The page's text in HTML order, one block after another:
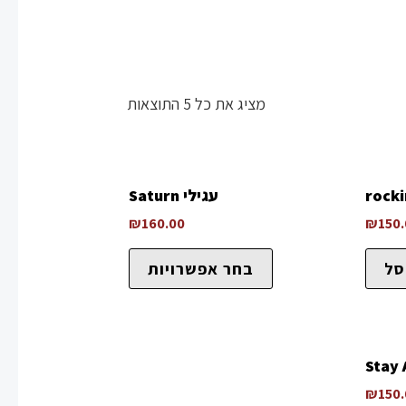
מציג את כל 5 התוצאות
₪
עגילי Saturn
₪160.00
בחר אפשרויות
₪